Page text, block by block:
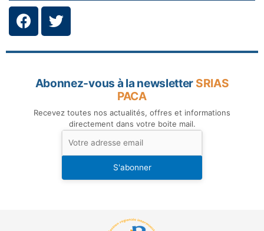
Abonnez-vous à la newsletter SRIAS
PACA
Recevez toutes nos actualités, offres et informations
directement dans votre boite mail.
S'abonner